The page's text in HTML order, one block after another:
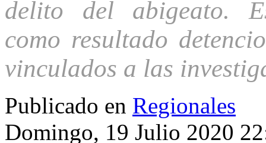
delito del abigeato.
como resultado
vinculados a las
Publicado en Regionales
Domingo, 19 Julio 2020